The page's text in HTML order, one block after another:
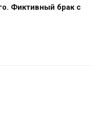
Фиктивный брак с